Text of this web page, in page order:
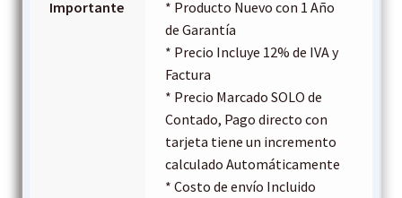
Importante
* Producto Nuevo con 1 Año
de Garantía
* Precio Incluye 12% de IVA y
Factura
* Precio Marcado SOLO de
Contado, Pago directo con
tarjeta tiene un incremento
calculado Automáticamente
* Costo de envío Incluido